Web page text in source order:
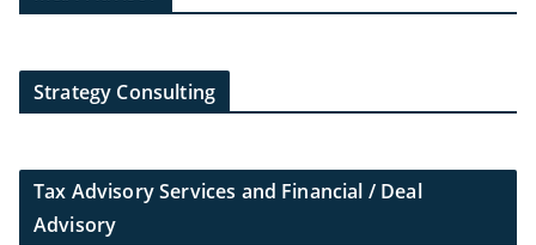
Strategy Consulting
Tax Advisory Services and Financial / Deal
Advisory